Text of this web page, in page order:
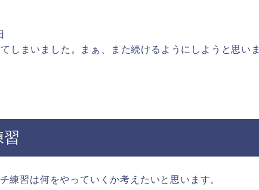
しまいました。まぁ、また続けるようにしようと思いま
練習は何をやっていくか考えたいと思います。